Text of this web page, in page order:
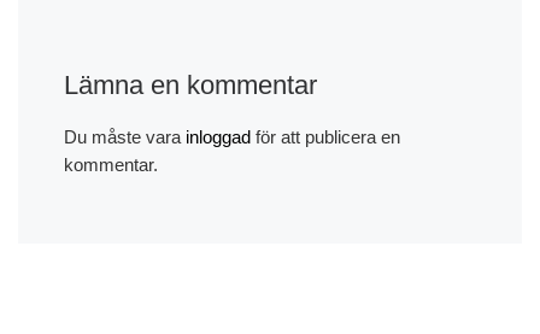
Lämna en kommentar
Du måste vara inloggadför att publicera en
kommentar.